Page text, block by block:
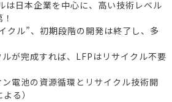
日本企業を中心に、高い技術レベル
ル”、初期段階の開発は終了し、多
が完成すれば、LFPはリサイクル不要
電池の資源循環とリサイクル技術開
る）